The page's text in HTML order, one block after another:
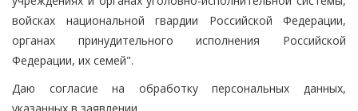
войсках национальной гвардии Российской Федерации,
органах принудительного исполнения Российской
Федерации, их семей".
Даю согласие на обработку персональных данных,